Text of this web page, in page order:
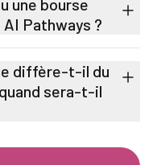
Pathways ?
diffère-t-il du
sera-t-il